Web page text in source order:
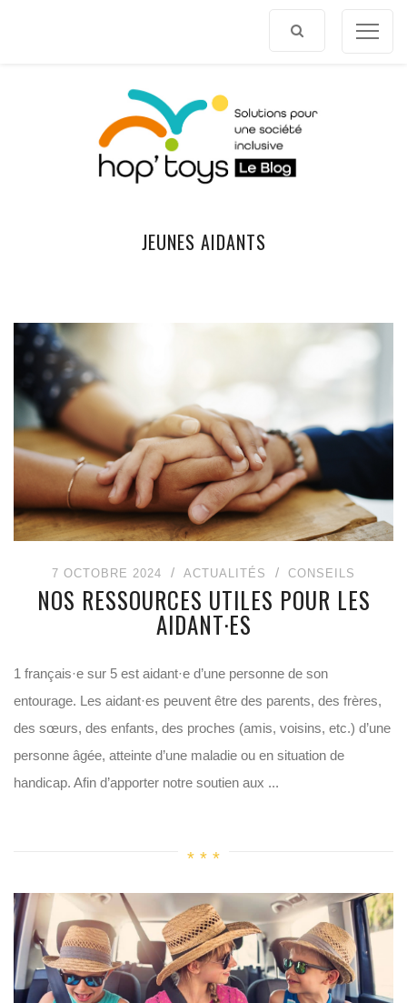
JEUNES AIDANTS
7 OCTOBRE 2024 ACTUALITÉS CONSEILS
NOS RESSOURCES UTILES POUR LES
AIDANT·ES
1 français·e sur 5 est aidant·e d’une personne de son
entourage. Les aidant·es peuvent être des parents, des frères,
des sœurs, des enfants, des proches (amis, voisins, etc.) d’une
personne âgée, atteinte d’une maladie ou en situation de
handicap. Afin d’apporter notre soutien aux ...